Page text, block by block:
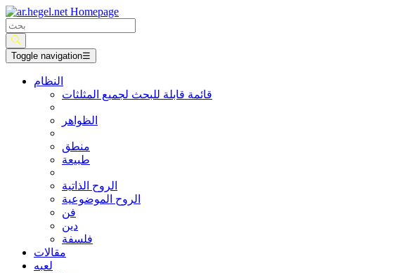
Toggle navigation☰
النظام
قائمة قابلة للبحث لجميع المثلثات
الظواهر
منطق
طبيعة
الروح الذاتية
الروح الموضوعية
فن
دين
فلسفة
مقالات
لعبه